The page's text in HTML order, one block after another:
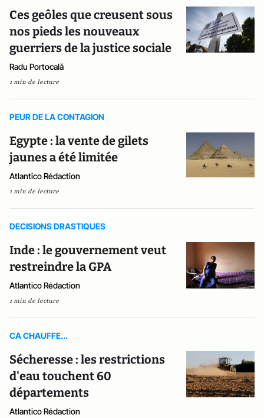
Ces geôles que creusent sous
nos pieds les nouveaux
guerriers de la justice sociale
Radu Portocală
1 min de lecture
PEUR DE LA CONTAGION
Egypte : la vente de gilets
jaunes a été limitée
Atlantico Rédaction
1 min de lecture
DECISIONS DRASTIQUES
Inde : le gouvernement veut
restreindre la GPA
Atlantico Rédaction
1 min de lecture
CA CHAUFFE...
Sécheresse : les restrictions
d'eau touchent 60
départements
Atlantico Rédaction